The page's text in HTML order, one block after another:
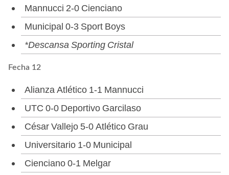
Mannucci 2-0 Cienciano
Municipal 0-3 Sport Boys
*Descansa Sporting Cristal
Fecha 12
Alianza Atlético 1-1 Mannucci
UTC 0-0 Deportivo Garcilaso
César Vallejo 5-0 Atlético Grau
Universitario 1-0 Municipal
Cienciano 0-1 Melgar